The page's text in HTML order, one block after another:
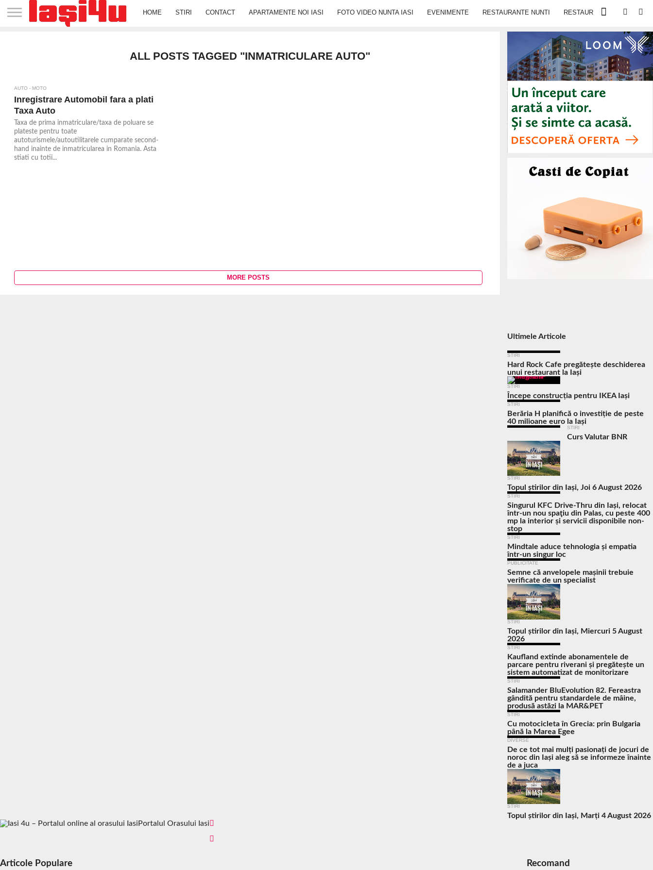
HOME STIRI CONTACT APARTAMENTE NOI IASI FOTO VIDEO NUNTA IASI EVENIMENTE RESTAURANTE NUNTI RESTAURANTE IN IASI
ALL POSTS TAGGED "INMATRICULARE AUTO"
AUTO - MOTO
Inregistrare Automobil fara a plati
Taxa Auto
Taxa de prima inmatriculare/taxa de poluare se
plateste pentru toate
autoturismele/autoutilitarele cumparate second-
hand inainte de inmatricularea in Romania. Asta
stiati cu totii...
MORE POSTS
Ultimele Articole
STIRI
Hard Rock Cafe pregătește deschiderea
unui restaurant la Iași
STIRI
Începe construcția pentru IKEA Iași
STIRI
Berăria H planifică o investiție de peste
40 milioane euro la Iași
STIRI
Curs Valutar BNR
STIRI
Topul știrilor din Iași, Joi 6 August 2026
STIRI
Singurul KFC Drive-Thru din Iași, relocat
într-un nou spaţiu din Palas, cu peste 400
mp la interior și servicii disponibile non-
stop
STIRI
Mindtale aduce tehnologia și empatia
într-un singur loc
PUBLICITATE
Semne că anvelopele mașinii trebuie
verificate de un specialist
STIRI
Topul știrilor din Iași, Miercuri 5 August
2026
STIRI
Kaufland extinde abonamentele de
parcare pentru riverani și pregătește un
sistem automatizat de monitorizare
STIRI
Salamander BluEvolution 82. Fereastra
gândită pentru standardele de mâine,
produsă astăzi la MAR&PET
STIRI
Cu motocicleta în Grecia: prin Bulgaria
până la Marea Egee
DIVERSE
De ce tot mai mulți pasionați de jocuri de
noroc din Iași aleg să se informeze înainte
de a juca
STIRI
Topul știrilor din Iași, Marți 4 August 2026
Portalul Orasului Iasi
Articole Populare Recomand